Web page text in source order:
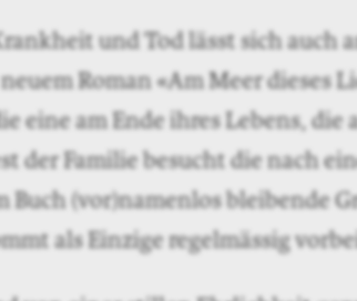
und Tod lässt sich auch
Roman «Am Meer dieses
eine am Ende ihres Lebens, die
der Familie besucht die nach
Buch (vor)namenlos bleibende
als Einzige regelmässig